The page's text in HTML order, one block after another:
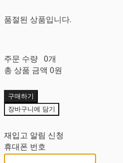
품절된 상품입니다.
주문 수량 0개
총 상품 금액 0원
구매하기
장바구니에 담기
재입고 알림 신청
휴대폰 번호